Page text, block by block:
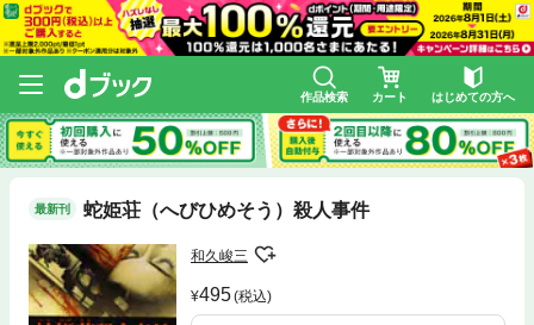
作品検索 カート はじめての方へ
最新刊 蛇姫荘（へびひめそう）殺人事件
和久峻三
495(税込)